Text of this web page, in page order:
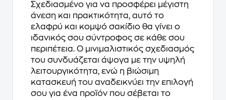
Σχεδιασμένο για να προσφέρει μέγιστη
άνεση και πρακτικότητα, αυτό το
ελαφρύ και κομψό σακίδιο θα γίνει ο
ιδανικός σου σύντροφος σε κάθε σου
περιπέτεια. Ο μινιμαλιστικός σχεδιασμός
του συνδυάζεται άψογα με την υψηλή
λειτουργικότητα, ενώ η βιώσιμη
κατασκευή του αναδεικνύει την επιλογή
σου για ένα προϊόν που σέβεται το